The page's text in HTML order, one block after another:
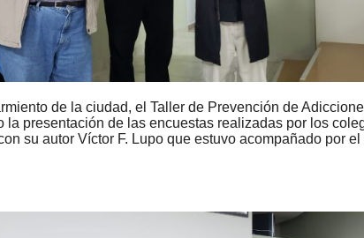
de la ciudad, el Taller de Prevención de
presentación de las encuestas realizadas por los
su autor Víctor F. Lupo que estuvo acompañado por el